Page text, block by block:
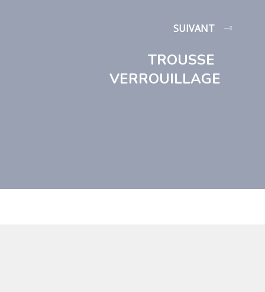
SUIVANT
TROUSSE
VERROUILLAGE